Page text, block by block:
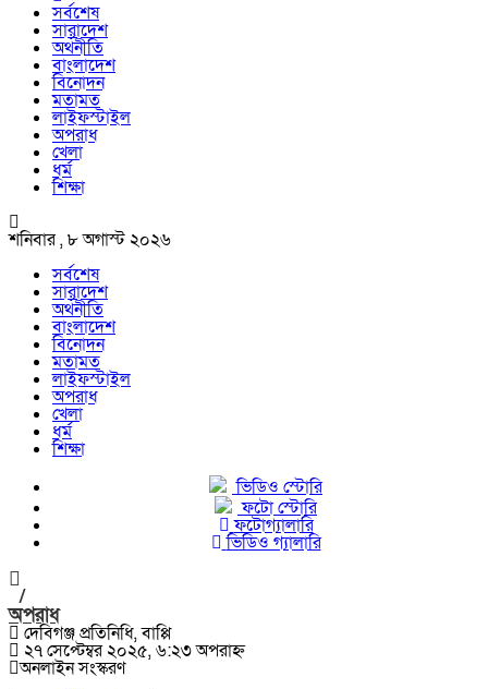
সর্বশেষ
সারাদেশ
অর্থনীতি
বাংলাদেশ
বিনোদন
মতামত
লাইফস্টাইল
অপরাধ
খেলা
ধর্ম
শিক্ষা
শনিবার , ৮ অগাস্ট ২০২৬
সর্বশেষ
সারাদেশ
অর্থনীতি
বাংলাদেশ
বিনোদন
মতামত
লাইফস্টাইল
অপরাধ
খেলা
ধর্ম
শিক্ষা
ভিডিও স্টোরি
ফটো স্টোরি
ফটোগ্যালারি
ভিডিও গ্যালারি
/
অপরাধ
দেবিগঞ্জ প্রতিনিধি, বাপ্পি
২৭ সেপ্টেম্বর ২০২৫, ৬:২৩ অপরাহ্ন
অনলাইন সংস্করণ